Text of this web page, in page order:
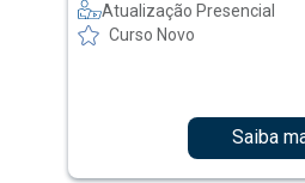
Atualização Presencial
Curso Novo
Saiba